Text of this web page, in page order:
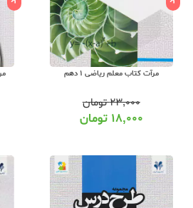
مرآت کتاب معلم ریاضی 1 دهم
۲۳,۰۰۰تومان
۱۸,۰۰۰ تومان